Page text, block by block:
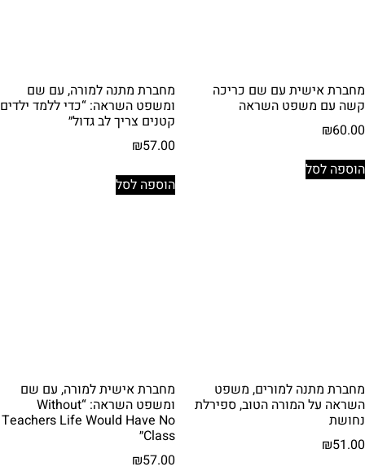
מחברת אישית עם שם כריכה
קשה עם משפט השראה
₪60.00
הוספה לסל
מחברת מתנה למורה, עם שם
ומשפט השראה: “כדי ללמד ילדים
קטנים צריך לב גדול״
₪57.00
הוספה לסל
מחברת מתנה למורים, משפט
השראה על המורה הטוב, ספירלת
נחושת
₪51.00
מחברת אישית למורה, עם שם
ומשפט השראה: “Without
Teachers Life Would Have No
Class״
₪57.00